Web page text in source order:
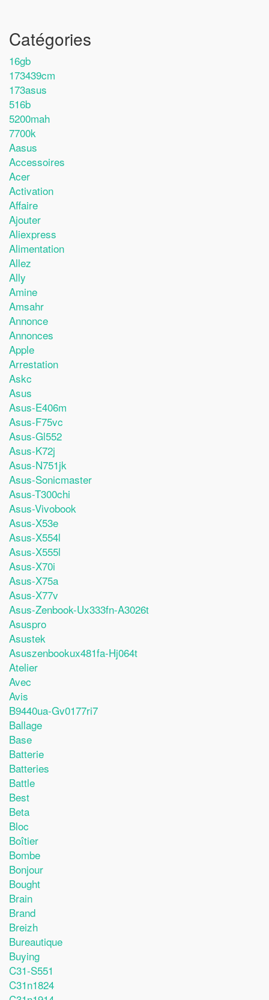
Catégories
16gb
173439cm
173asus
516b
5200mah
7700k
Aasus
Accessoires
Acer
Activation
Affaire
Ajouter
Aliexpress
Alimentation
Allez
Ally
Amine
Amsahr
Annonce
Annonces
Apple
Arrestation
Askc
Asus
Asus-E406m
Asus-F75vc
Asus-Gl552
Asus-K72j
Asus-N751jk
Asus-Sonicmaster
Asus-T300chi
Asus-Vivobook
Asus-X53e
Asus-X554l
Asus-X555l
Asus-X70i
Asus-X75a
Asus-X77v
Asus-Zenbook-Ux333fn-A3026t
Asuspro
Asustek
Asuszenbookux481fa-Hj064t
Atelier
Avec
Avis
B9440ua-Gv0177ri7
Ballage
Base
Batterie
Batteries
Battle
Best
Beta
Bloc
Boîtier
Bombe
Bonjour
Bought
Brain
Brand
Breizh
Bureautique
Buying
C31-S551
C31n1824